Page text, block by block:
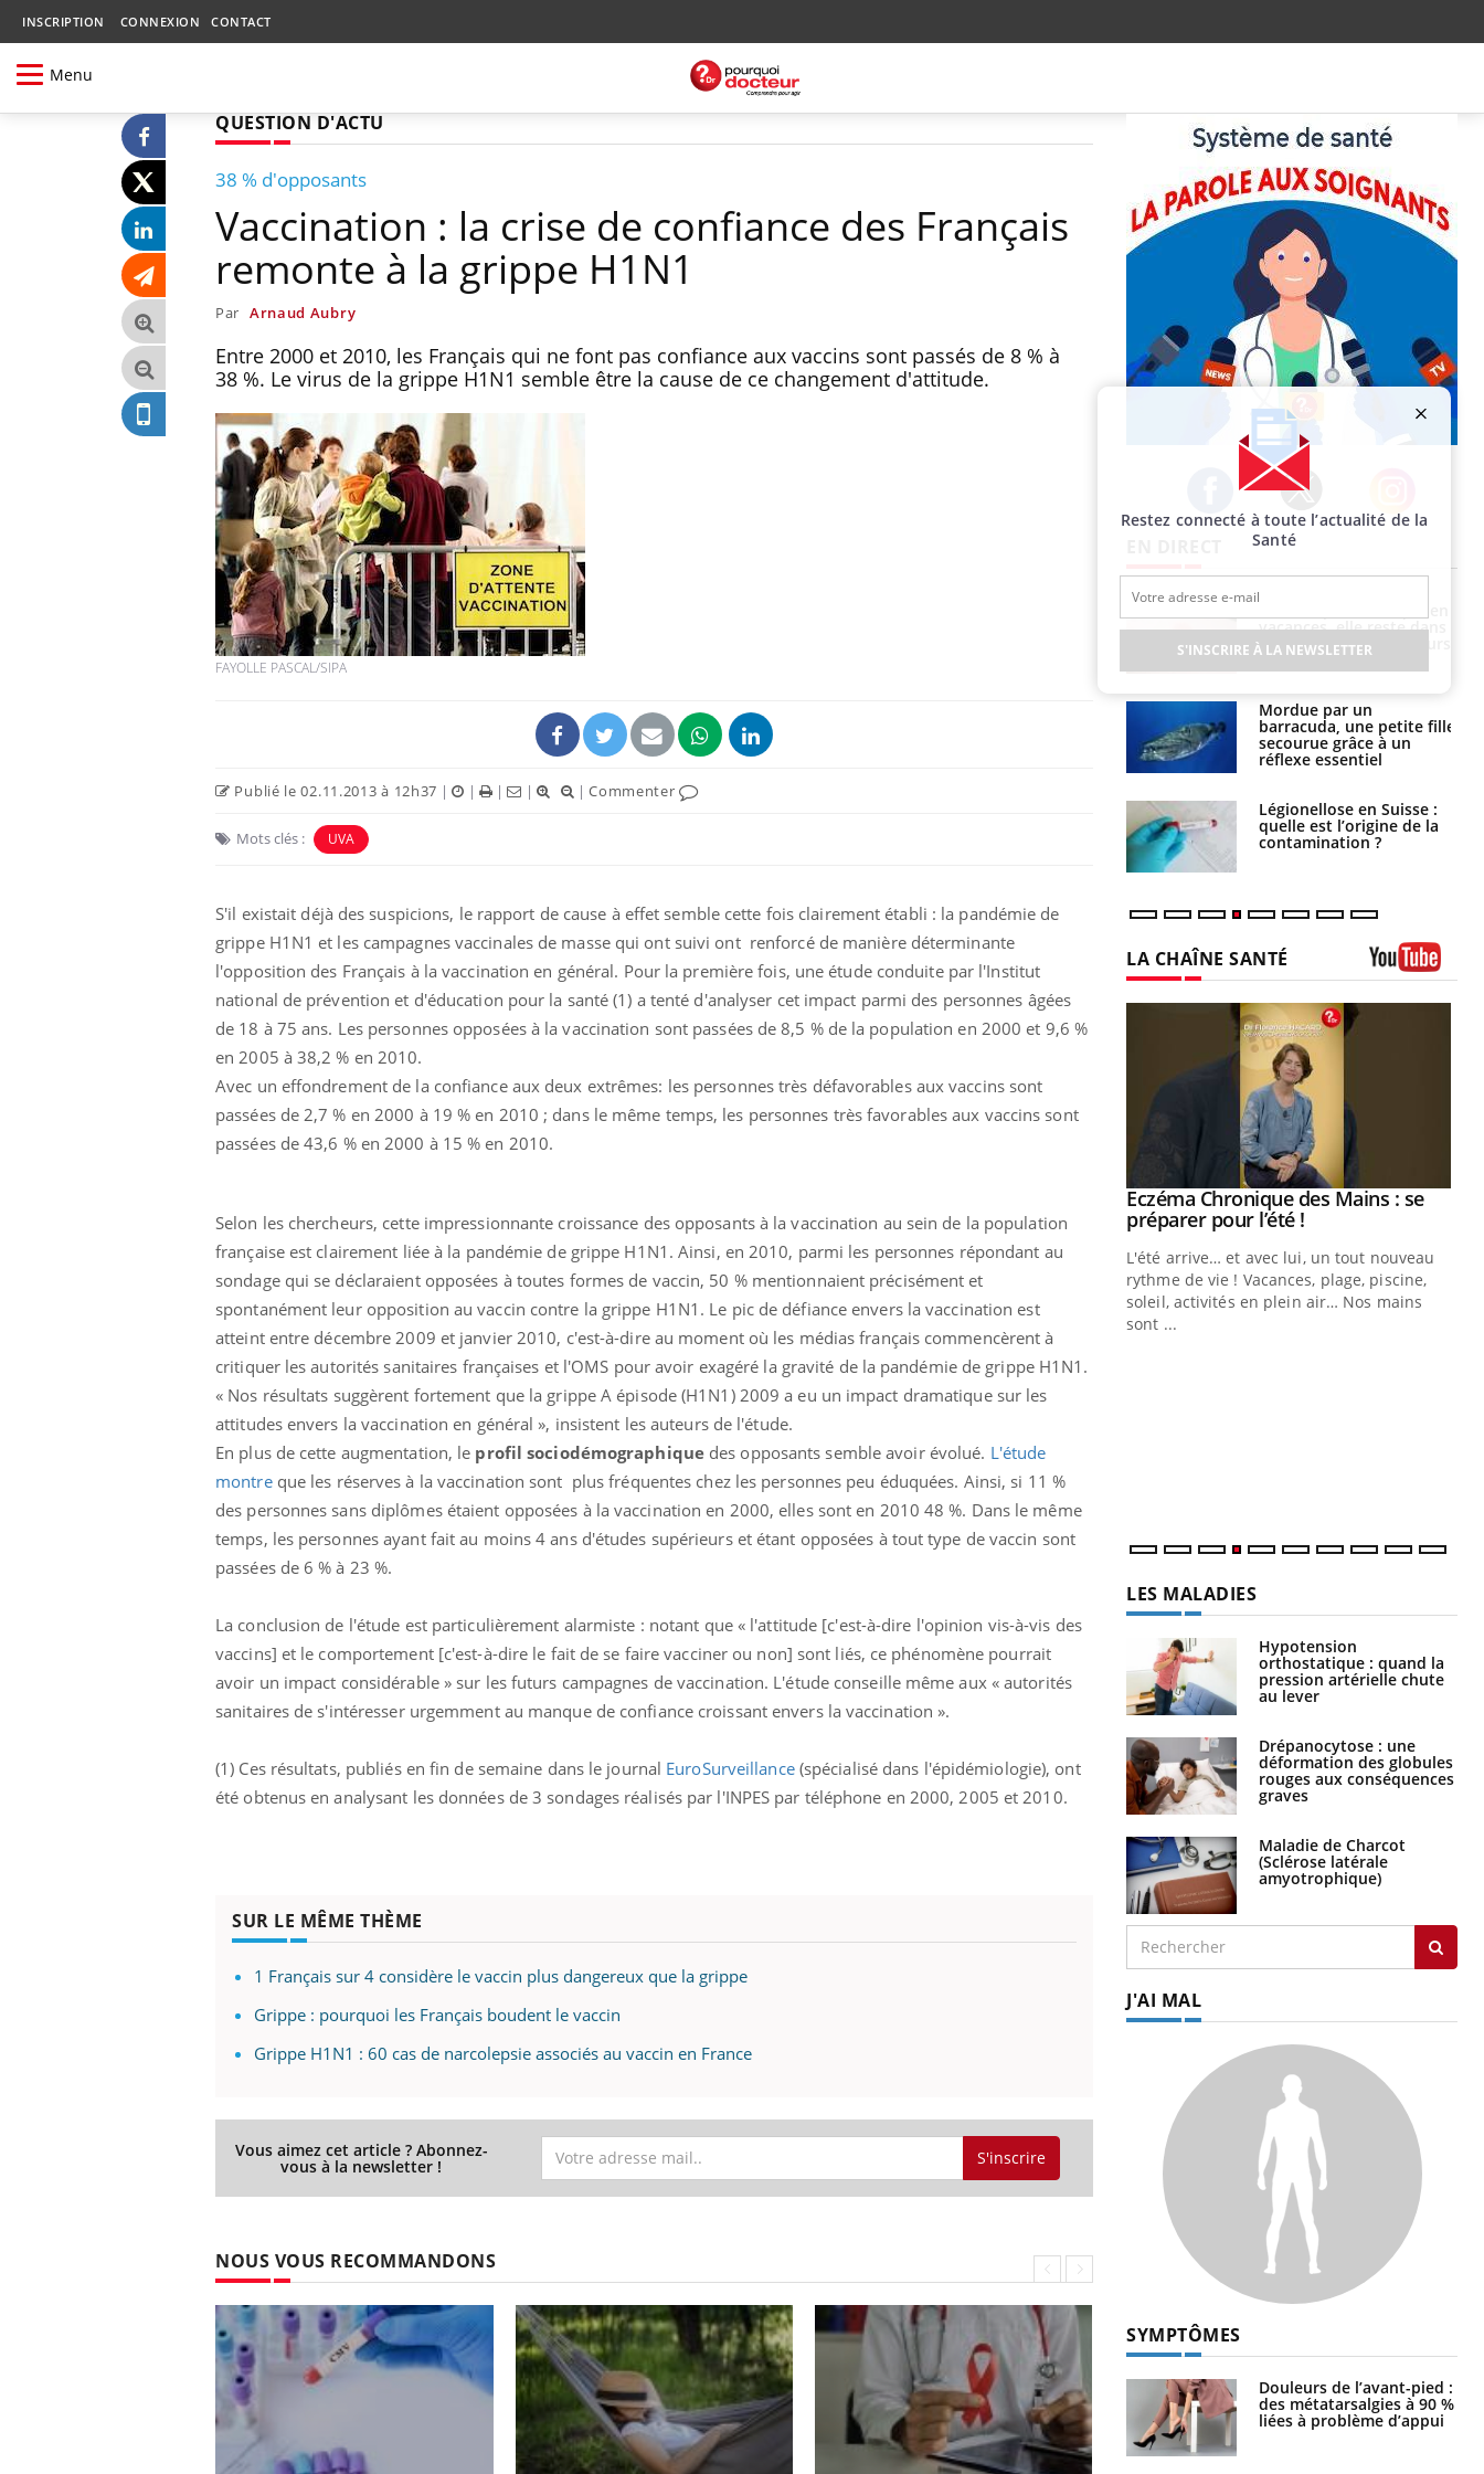
INSCRIPTION CONNEXION CONTACT
Menu
QUESTION D'ACTU
38 % d'opposants
Vaccination : la crise de confiance des Français
remonte à la grippe H1N1
Par Arnaud Aubry
Entre 2000 et 2010, les Français qui ne font pas confiance aux vaccins sont passés de 8 % à
38 %. Le virus de la grippe H1N1 semble être la cause de ce changement d'attitude.
FAYOLLE PASCAL/SIPA
Publié le 02.11.2013 à 12h37 | | | | |Commenter
Mots clés : UVA
S'il existait déjà des suspicions, le rapport de cause à effet semble cette fois clairement établi : la pandémie de
grippe H1N1 et les campagnes vaccinales de masse qui ont suivi ont renforcé de manière déterminante
l'opposition des Français à la vaccination en général. Pour la première fois, une étude conduite par l'Institut
national de prévention et d'éducation pour la santé (1) a tenté d'analyser cet impact parmi des personnes âgées
de 18 à 75 ans. Les personnes opposées à la vaccination sont passées de 8,5 % de la population en 2000 et 9,6 %
en 2005 à 38,2 % en 2010.
Avec un effondrement de la confiance aux deux extrêmes: les personnes très défavorables aux vaccins sont
passées de 2,7 % en 2000 à 19 % en 2010 ; dans le même temps, les personnes très favorables aux vaccins sont
passées de 43,6 % en 2000 à 15 % en 2010.
Selon les chercheurs, cette impressionnante croissance des opposants à la vaccination au sein de la population
française est clairement liée à la pandémie de grippe H1N1. Ainsi, en 2010, parmi les personnes répondant au
sondage qui se déclaraient opposées à toutes formes de vaccin, 50 % mentionnaient précisément et
spontanément leur opposition au vaccin contre la grippe H1N1. Le pic de défiance envers la vaccination est
atteint entre décembre 2009 et janvier 2010, c'est-à-dire au moment où les médias français commencèrent à
critiquer les autorités sanitaires françaises et l'OMS pour avoir exagéré la gravité de la pandémie de grippe H1N1.
« Nos résultats suggèrent fortement que la grippe A épisode (H1N1) 2009 a eu un impact dramatique sur les
attitudes envers la vaccination en général », insistent les auteurs de l'étude.
En plus de cette augmentation, le profil sociodémographiquedes opposants semble avoir évolué. L'étude
montreque les réserves à la vaccination sont plus fréquentes chez les personnes peu éduquées. Ainsi, si 11 %
des personnes sans diplômes étaient opposées à la vaccination en 2000, elles sont en 2010 48 %. Dans le même
temps, les personnes ayant fait au moins 4 ans d'études supérieurs et étant opposées à tout type de vaccin sont
passées de 6 % à 23 %.
La conclusion de l'étude est particulièrement alarmiste : notant que « l'attitude [c'est-à-dire l'opinion vis-à-vis des
vaccins] et le comportement [c'est-à-dire le fait de se faire vacciner ou non] sont liés, ce phénomène pourrait
avoir un impact considérable » sur les futurs campagnes de vaccination. L'étude conseille même aux « autorités
sanitaires de s'intéresser urgemment au manque de confiance croissant envers la vaccination ».
(1) Ces résultats, publiés en fin de semaine dans le journal EuroSurveillance(spécialisé dans l'épidémiologie), ont
été obtenus en analysant les données de 3 sondages réalisés par l'INPES par téléphone en 2000, 2005 et 2010.
SUR LE MÊME THÈME
1 Français sur 4 considère le vaccin plus dangereux que la grippe
Grippe : pourquoi les Français boudent le vaccin
Grippe H1N1 : 60 cas de narcolepsie associés au vaccin en France
Vous aimez cet article ? Abonnez-
vous à la newsletter ! S'inscrire
NOUS VOUS RECOMMANDONS
Facebook Twitter Instagram
Cytomégalovirus : ce qui
change dans la prise en
charge des femmes
enceintes
tous les jours se profile-t-
elle enfin ?
Fortes chaleurs :
pourquoi le risque de
noyade grimpe-t-il ?
Le Viagra pourrait-il
vacances, elle reste dans
le coma pendant 42 jours
Mordue par un
barracuda, une petite fille
secourue grâce à un
réflexe essentiel
Légionellose en Suisse :
quelle est l’origine de la
contamination ?
LA CHAÎNE SANTÉ
expliquer ma maladieYoutube
Il y a des sujets qui sont faciles à aborder...
d'autres non ! D'un côté, poser des
questions sur la maladie d'un proche c'est
prévenirYoutube
Fatigue, irritabilité, brouillard mental ou
même alopécie… Les symptômes de la
carence en fer sont multiples ce qui la rend
osait en parler?? Youtube
En 2026, l'insuline dans le diabète de type 2
reste entourée d'idées reçues chez les
patients comme parfois chez les soignants.
Youtube
Eczéma Chronique des Mains : se
préparer pour l’été !Youtube
L'été arrive… et avec lui, un tout nouveau
rythme de vie ! Vacances, plage, piscine,
soleil, activités en plein air… Nos mains
sont ...
LES MALADIES
Hypotension
orthostatique : quand la
pression artérielle chute
au lever
Drépanocytose : une
déformation des globules
rouges aux conséquences
graves
Maladie de Charcot
(Sclérose latérale
amyotrophique)
J'AI MAL
SYMPTÔMES
Douleurs de l’avant-pied :
des métatarsalgies à 90 %
liées à problème d’appui
Restez connecté à toute l’actualité de la
Santé
S'INSCRIRE À LA NEWSLETTER